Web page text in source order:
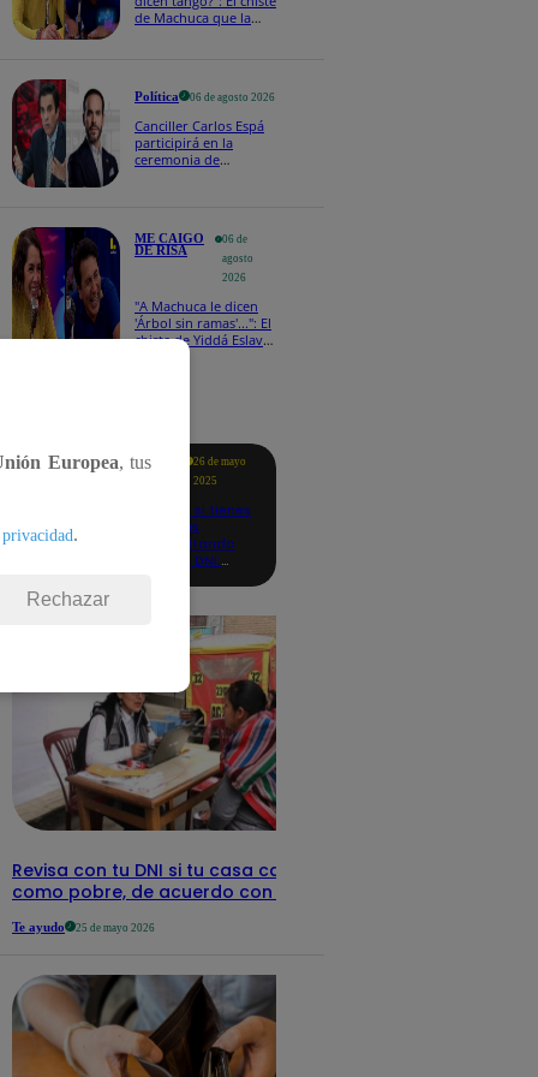
de Machuca que la
Política 06 de agosto 2026
Canciller Carlos Espá
participirá en la
ceremonia de
ME CAIGO
DE RISA
06 de
agosto
2026
"A Machuca le dicen
'Árbol sin ramas'...": El
chiste de Yiddá Eslava
Te
ayudo
26 de mayo
2025
Revisa si tienes
deudas
consultando
con tu DNI:
detalles
Revisa con tu DNI si tu casa califica
como pobre, de acuerdo con el Sisfoh
Te ayudo 25 de mayo 2026
Europea, tus
.
Rechazar